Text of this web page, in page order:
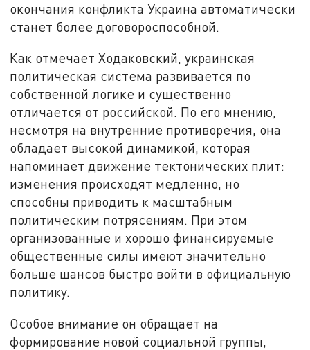
окончания конфликта Украина автоматически
станет более договороспособной.
Как отмечает Ходаковский, украинская
политическая система развивается по
собственной логике и существенно
отличается от российской. По его мнению,
несмотря на внутренние противоречия, она
обладает высокой динамикой, которая
напоминает движение тектонических плит:
изменения происходят медленно, но
способны приводить к масштабным
политическим потрясениям. При этом
организованные и хорошо финансируемые
общественные силы имеют значительно
больше шансов быстро войти в официальную
политику.
Особое внимание он обращает на
формирование новой социальной группы,